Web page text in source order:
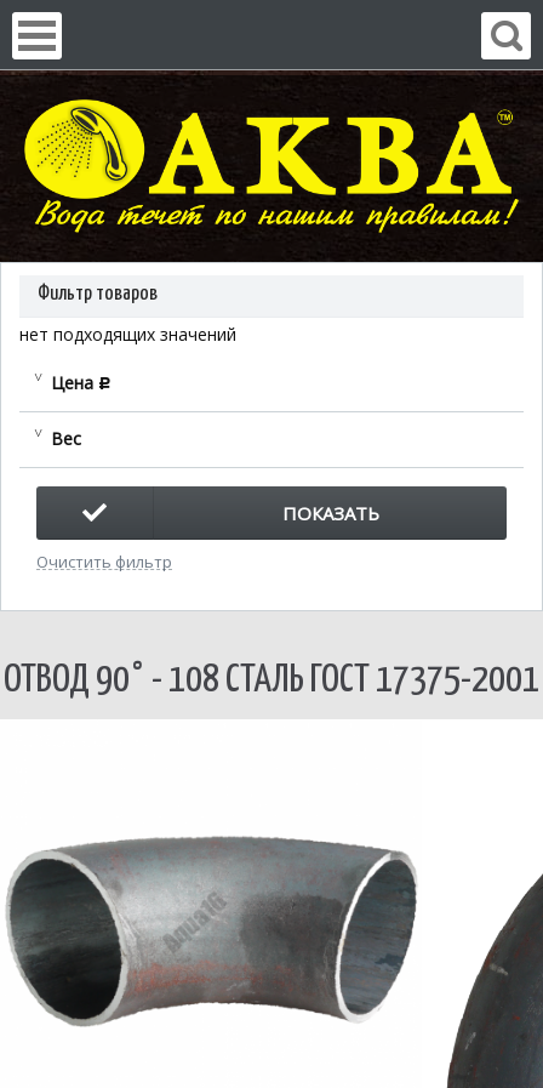
Фильтр товаров
нет подходящих значений
Цена c
Вес
ПОКАЗАТЬ
Очистить фильтр
ОТВОД 90° - 108 СТАЛЬ ГОСТ 17375-2001